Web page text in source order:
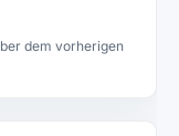
dem vorherigen